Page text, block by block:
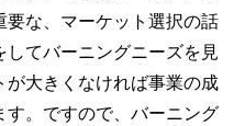
な、マーケット選択の話
てバーニングニーズを見
大きくなければ事業の成
。ですので、バーニング